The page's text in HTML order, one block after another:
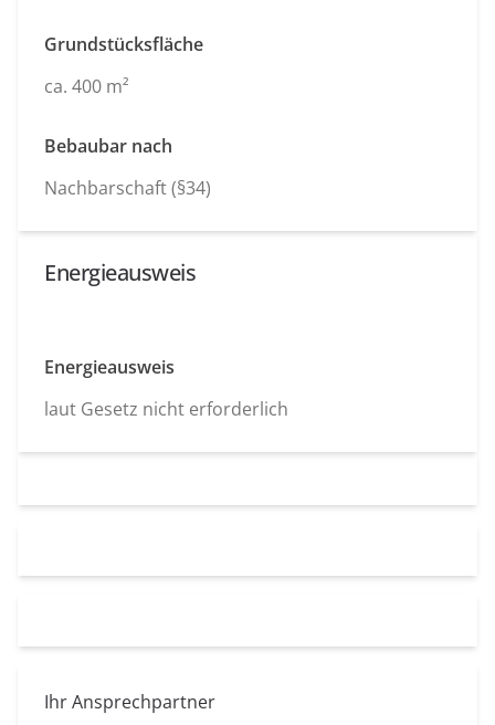
Grundstücksfläche
ca. 400 m²
Bebaubar nach
Nachbarschaft (§34)
Energieausweis
Energieausweis
laut Gesetz nicht erforderlich
Ihr Ansprechpartner